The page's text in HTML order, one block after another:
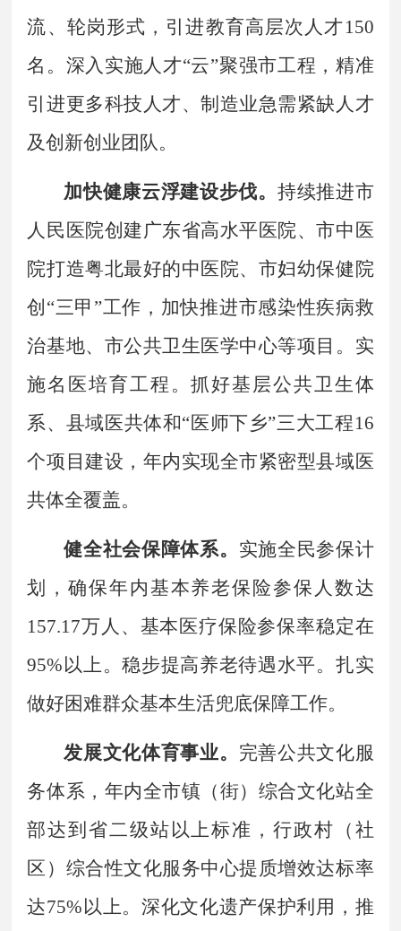
流、轮岗形式，引进教育高层次人才150
名。深入实施人才“云”聚强市工程，精准
引进更多科技人才、制造业急需紧缺人才
及创新创业团队。
加快健康云浮建设步伐。 持续推进市
人民医院创建广东省高水平医院、市中医
院打造粤北最好的中医院、市妇幼保健院
创 “三甲 ”工作，加快推进市感染性疾病救
治基地、市公共卫生医学中心等项目。实
施名医培育工程。抓好基层公共卫生体
系、县域医共体和“医师下乡”三大工程16
个项目建设，年内实现全市紧密型县域医
共体全覆盖。
健全社会保障体系。 实施全民参保计
划，确保年内基本养老保险参保人数达
157.17万人、基本医疗保险参保率稳定在
95% 以上。稳步提高养老待遇水平。扎实
做好困难群众基本生活兜底保障工作。
发展文化体育事业。 完善公共文化服
务体系，年内全市镇（街）综合文化站全
部达到省二级站以上标准，行政村（社
区）综合性文化服务中心提质增效达标率
达75% 以上。深化文化遗产保护利用，推